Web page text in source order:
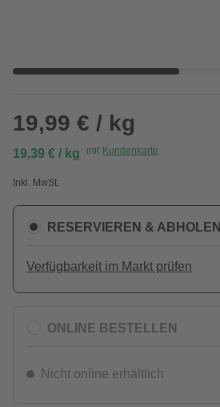
19,99 € / kg
19,39 € / kg mit Kundenkarte
Inkl. MwSt.
RESERVIEREN & ABHOLEN
Verfügbarkeit im Markt prüfen
ONLINE BESTELLEN
Nicht online erhältlich